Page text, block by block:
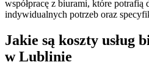
współpracę z biurami, które potrafią
indywidualnych potrzeb oraz
Jakie są koszty usług
w Lublinie